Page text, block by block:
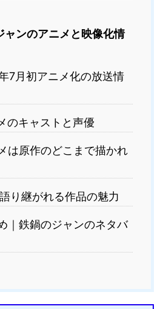
ャンのアニメと映像化情
7月初アニメ化の放送情
のキャストと声優
は原作のどこまで描かれ
り継がれる作品の魅力
｜鉄鍋のジャンのネタバ